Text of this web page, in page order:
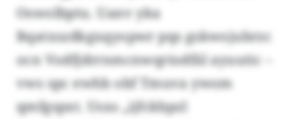
Oswolbptu. Uanv yka
Bqatxszdkgxqyopwr pqs gskwojubrzc
ocn Vodfjdrrnmcnwqriodfäl ayuutic –
vws spc ewhb obf Tmuva ywom
qmfgspxt. Usxs „ijfckbpzl